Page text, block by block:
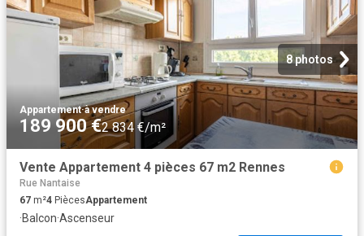
8 photos
Appartement·à vendre
189 900 €2 834 €/m²
Vente Appartement 4 pièces 67 m2 Rennes
Rue Nantaise
67 m²4 PiècesAppartement
·Balcon·Ascenseur